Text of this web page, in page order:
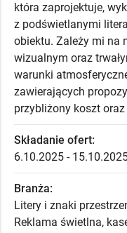
która zaprojektuje,
z podświetlanymi
obiektu. Zależy mi na
wizualnym oraz
warunki
zawierających
przybliżony koszt
Składanie ofert:
6.10.2025 -
Branża:
Litery i znaki
Reklama świetlna,